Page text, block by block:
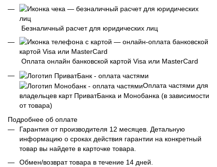
Безналичный расчет для юридических лиц
Оплата онлайн банковской картой Visa или MasterCard
Оплата частями для
владельцев карт ПриватБанка и Монобанка (в зависимости
от товара)
Подробнее об оплате
Гарантия от производителя 12 месяцев. Детальную
информацию о сроках действия гарантии на конкретный
товар вы найдете в карточке товара.
Обмен/возврат товара в течение 14 дней.